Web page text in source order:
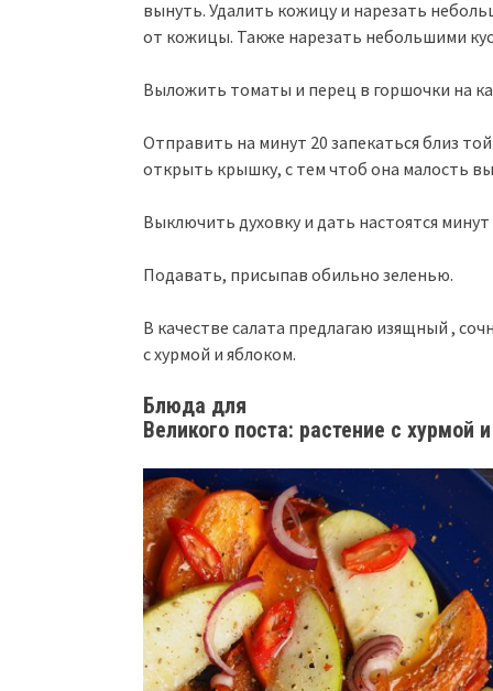
вынуть. Удалить кожицу и нарезать
от кожицы. Также нарезать небольшими
Выложить томаты и перец в горшочки на
Отправить на минут 20 запекаться близ
открыть крышку, с тем чтоб она малость
Выключить духовку и дать настоятся минут
Подавать, присыпав обильно зеленью.
В качестве салата предлагаю изящный ,
с хурмой и яблоком.
Блюда для
Великого поста: растение с хурмой